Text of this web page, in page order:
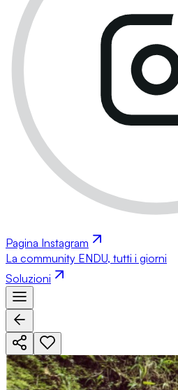
Pagina Instagram
La community ENDU, tutti i giorni
Soluzioni